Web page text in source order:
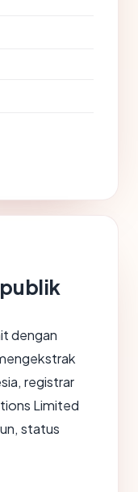
dengan
registrar
Limited
status